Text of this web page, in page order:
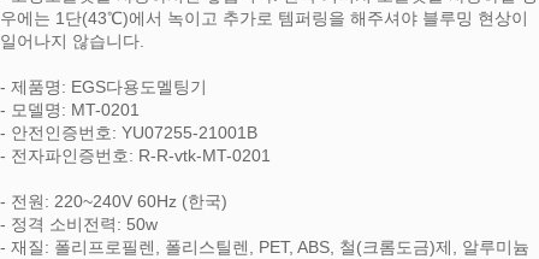
우에는 1단(43℃)에서 녹이고 추가로 템퍼링을 해주셔야 블루밍 현상이
일어나지 않습니다.
- 제품명: EGS다용도멜팅기
- 모델명: MT-0201
- 안전인증번호: YU07255-21001B
- 전자파인증번호: R-R-vtk-MT-0201
- 전원: 220~240V 60Hz (한국)
- 정격 소비전력: 50w
- 재질: 폴리프로필렌, 폴리스틸렌, PET, ABS, 철(크롬도금)제, 알루미늄